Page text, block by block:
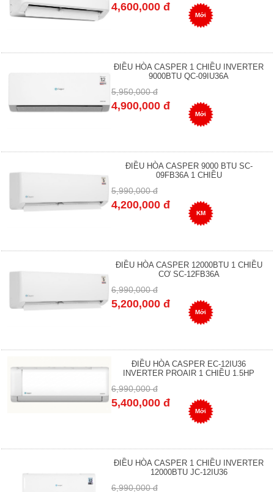
4,600,000 đ
Mới
ĐIỀU HÒA CASPER 1 CHIỀU INVERTER
9000BTU QC-09IU36A
5,950,000 đ
4,900,000 đ
Mới
ĐIỀU HÒA CASPER 9000 BTU SC-
09FB36A 1 CHIỀU
5,990,000 đ
4,200,000 đ
KM
ĐIỀU HÒA CASPER 12000BTU 1 CHIỀU
CƠ SC-12FB36A
6,990,000 đ
5,200,000 đ
Mới
ĐIỀU HÒA CASPER EC-12IU36
INVERTER PROAIR 1 CHIỀU 1.5HP
6,990,000 đ
5,400,000 đ
Mới
ĐIỀU HÒA CASPER 1 CHIỀU INVERTER
12000BTU JC-12IU36
6,990,000 đ